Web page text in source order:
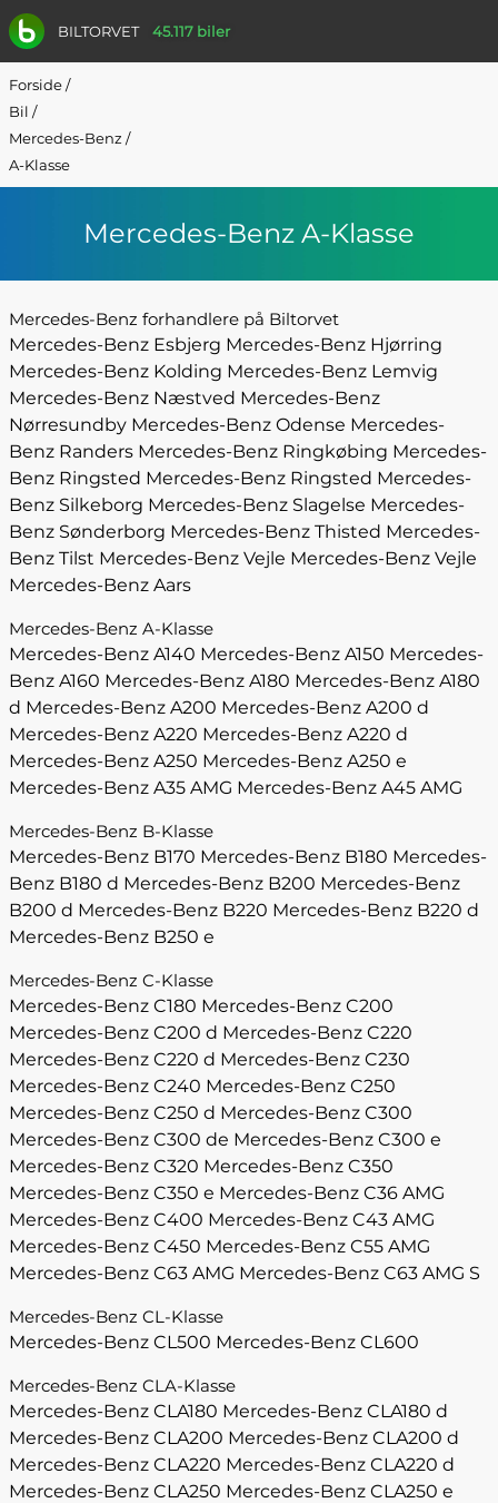
BILTORVET 45.117 biler
Forside/
Bil /
Mercedes-Benz /
A-Klasse
Mercedes-Benz A-Klasse
Mercedes-Benz forhandlere på Biltorvet
Mercedes-Benz Esbjerg Mercedes-Benz Hjørring
Mercedes-Benz Kolding Mercedes-Benz Lemvig
Mercedes-Benz Næstved Mercedes-Benz
Nørresundby Mercedes-Benz Odense Mercedes-
Benz Randers Mercedes-Benz Ringkøbing Mercedes-
Benz Ringsted Mercedes-Benz Ringsted Mercedes-
Benz Silkeborg Mercedes-Benz Slagelse Mercedes-
Benz Sønderborg Mercedes-Benz Thisted Mercedes-
Benz Tilst Mercedes-Benz Vejle Mercedes-Benz Vejle
Mercedes-Benz Aars
Mercedes-Benz A-Klasse
Mercedes-Benz A140 Mercedes-Benz A150 Mercedes-
Benz A160 Mercedes-Benz A180 Mercedes-Benz A180
d Mercedes-Benz A200 Mercedes-Benz A200 d
Mercedes-Benz A220 Mercedes-Benz A220 d
Mercedes-Benz A250 Mercedes-Benz A250 e
Mercedes-Benz A35 AMG Mercedes-Benz A45 AMG
Mercedes-Benz B-Klasse
Mercedes-Benz B170 Mercedes-Benz B180 Mercedes-
Benz B180 d Mercedes-Benz B200 Mercedes-Benz
B200 d Mercedes-Benz B220 Mercedes-Benz B220 d
Mercedes-Benz B250 e
Mercedes-Benz C-Klasse
Mercedes-Benz C180 Mercedes-Benz C200
Mercedes-Benz C200 d Mercedes-Benz C220
Mercedes-Benz C220 d Mercedes-Benz C230
Mercedes-Benz C240 Mercedes-Benz C250
Mercedes-Benz C250 d Mercedes-Benz C300
Mercedes-Benz C300 de Mercedes-Benz C300 e
Mercedes-Benz C320 Mercedes-Benz C350
Mercedes-Benz C350 e Mercedes-Benz C36 AMG
Mercedes-Benz C400 Mercedes-Benz C43 AMG
Mercedes-Benz C450 Mercedes-Benz C55 AMG
Mercedes-Benz C63 AMG Mercedes-Benz C63 AMG S
Mercedes-Benz CL-Klasse
Mercedes-Benz CL500 Mercedes-Benz CL600
Mercedes-Benz CLA-Klasse
Mercedes-Benz CLA180 Mercedes-Benz CLA180 d
Mercedes-Benz CLA200 Mercedes-Benz CLA200 d
Mercedes-Benz CLA220 Mercedes-Benz CLA220 d
Mercedes-Benz CLA250 Mercedes-Benz CLA250 e